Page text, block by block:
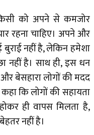
को अपने से कमजोर
रहना चाहिए। अपने और
नहीं है, लेकिन हमेशा
है। साथ ही, इस धन
बेसहारा लोगों की मदद
कि लोगों की सहायता
ही वापस मिलता है,
नहीं है।